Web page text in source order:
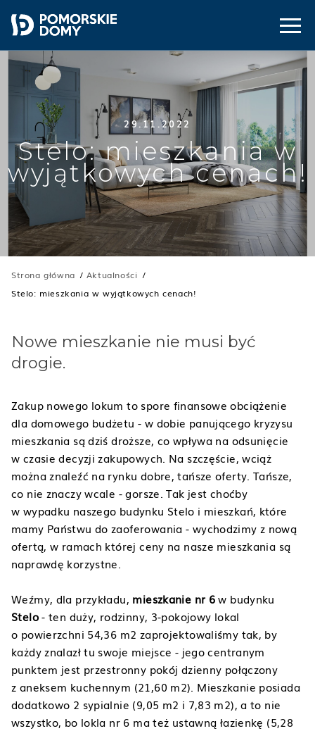
29.11.2022
Stelo: mieszkania w
wyjątkowych cenach!
Strona główna
Aktualności
Stelo: mieszkania w wyjątkowych cenach!
Nowe mieszkanie nie musi być
drogie.
Zakup nowego lokum to spore finansowe obciążenie
dla domowego budżetu - w dobie panującego kryzysu
mieszkania są dziś droższe, co wpływa na odsunięcie
w czasie decyzji zakupowych. Na szczęście, wciąż
można znaleźć na rynku dobre, tańsze oferty. Tańsze,
co nie znaczy wcale - gorsze. Tak jest choćby
w wypadku naszego budynku Stelo i mieszkań, które
mamy Państwu do zaoferowania - wychodzimy z nową
ofertą, w ramach której ceny na nasze mieszkania są
naprawdę korzystne.
Weźmy, dla przykładu, mieszkanie nr 6w budynku
Stelo- ten duży, rodzinny, 3-pokojowy lokal
o powierzchni 54,36 m2 zaprojektowaliśmy tak, by
każdy znalazł tu swoje miejsce - jego centranym
punktem jest przestronny pokój dzienny połączony
z aneksem kuchennym (21,60 m2). Mieszkanie posiada
dodatkowo 2 sypialnie (9,05 m2 i 7,83 m2), a to nie
wszystko, bo lokla nr 6 ma też ustawną łazienkę (5,28